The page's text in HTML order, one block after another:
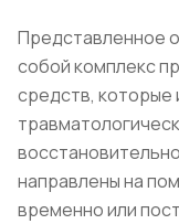
Представленное
собой комплекс
средств, которые
направлены на
временно или